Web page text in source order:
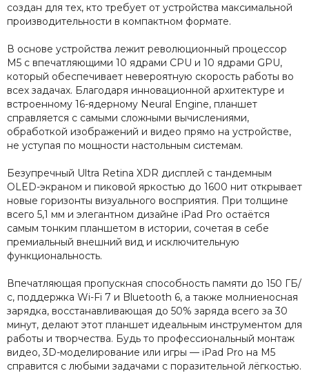
создан для тех, кто требует от устройства максимальной
производительности в компактном формате.
В основе устройства лежит революционный процессор
M5 с впечатляющими 10 ядрами CPU и 10 ядрами GPU,
который обеспечивает невероятную скорость работы во
всех задачах. Благодаря инновационной архитектуре и
встроенному 16-ядерному Neural Engine, планшет
справляется с самыми сложными вычислениями,
обработкой изображений и видео прямо на устройстве,
не уступая по мощности настольным системам.
Безупречный Ultra Retina XDR дисплей с тандемным
OLED-экраном и пиковой яркостью до 1600 нит открывает
новые горизонты визуального восприятия. При толщине
всего 5,1 мм и элегантном дизайне iPad Pro остаётся
самым тонким планшетом в истории, сочетая в себе
премиальный внешний вид и исключительную
функциональность.
Впечатляющая пропускная способность памяти до 150 ГБ/
с, поддержка Wi-Fi 7 и Bluetooth 6, а также молниеносная
зарядка, восстанавливающая до 50% заряда всего за 30
минут, делают этот планшет идеальным инструментом для
работы и творчества. Будь то профессиональный монтаж
видео, 3D-моделирование или игры — iPad Pro на M5
справится с любыми задачами с поразительной лёгкостью.